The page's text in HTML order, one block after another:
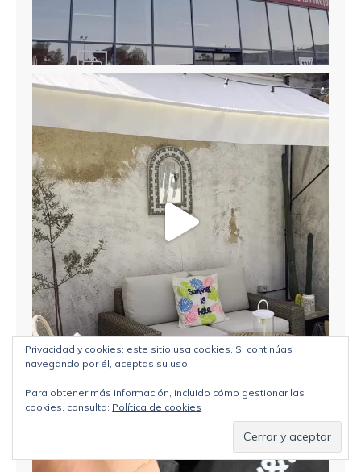
Privacidad y cookies: este sitio usa cookies. Si continúas
navegando por él, aceptas su uso.
Para obtener más información, incluido cómo gestionar las
cookies, consulta: Política de cookies